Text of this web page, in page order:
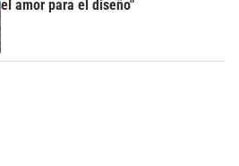
el amor para el diseño"